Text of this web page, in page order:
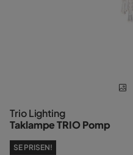
Trio Lighting
Taklampe TRIO Pomp
SE PRISEN!